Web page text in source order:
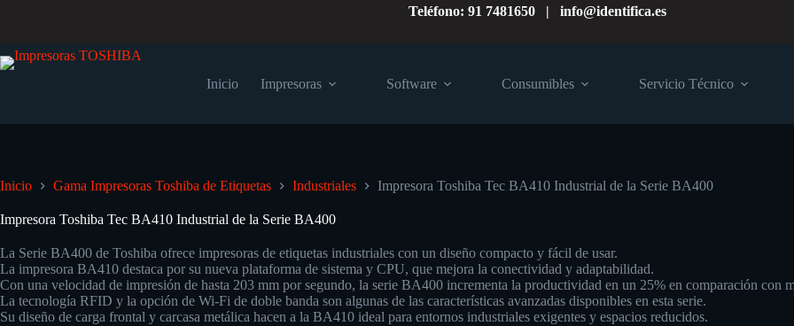
Teléfono: 91 7481650 | info@identifica.es
Inicio Impresoras Software Consumibles Servicio Técnico
Inicio Gama Impresoras Toshiba de Etiquetas Industriales Impresora Toshiba Tec BA410 Industrial de la Serie BA400
Impresora Toshiba Tec BA410 Industrial de la Serie BA400
La Serie BA400 de Toshiba ofrece impresoras de etiquetas industriales con un diseño compacto y fácil de usar.
La impresora BA410 destaca por su nueva plataforma de sistema y CPU, que mejora la conectividad y adaptabilidad.
Con una velocidad de impresión de hasta 203 mm por segundo, la serie BA400 incrementa la productividad en un 25% en comparación con
La tecnología RFID y la opción de Wi-Fi de doble banda son algunas de las características avanzadas disponibles en esta serie.
Su diseño de carga frontal y carcasa metálica hacen a la BA410 ideal para entornos industriales exigentes y espacios reducidos.